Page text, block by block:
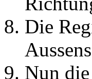
Die
Nun